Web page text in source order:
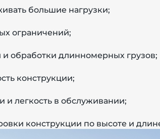
большие нагрузки;
ограничений;
и обработки длинномерных грузов;
конструкции;
и легкость в обслуживании;
конструкции по высоте и